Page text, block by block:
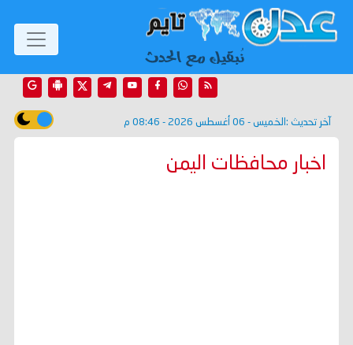
آخر تحديث : الخميس - 06 أغسطس 2026 - 08:46 م
اخبار محافظات اليمن